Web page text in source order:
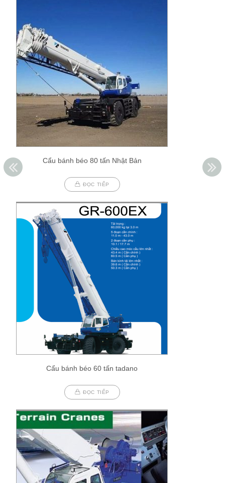
Cẩu bánh béo 80 tấn Nhật Bản
ĐỌC TIẾP
Cẩu bánh béo 60 tấn tadano
ĐỌC TIẾP